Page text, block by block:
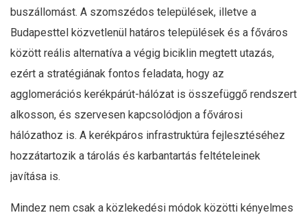
buszállomást. A szomszédos települések, illetve a
Budapesttel közvetlenül határos települések és a főváros
között reális alternatíva a végig biciklin megtett utazás,
ezért a stratégiának fontos feladata, hogy az
agglomerációs kerékpárút-hálózat is összefüggő rendszert
alkosson, és szervesen kapcsolódjon a fővárosi
hálózathoz is. A kerékpáros infrastruktúra fejlesztéséhez
hozzátartozik a tárolás és karbantartás feltételeinek
javítása is.
Mindez nem csak a közlekedési módok közötti kényelmes